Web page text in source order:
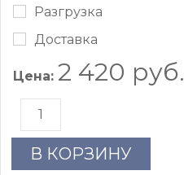
Разгрузка
Доставка
Цена: 2 420 руб.
В КОРЗИНУ